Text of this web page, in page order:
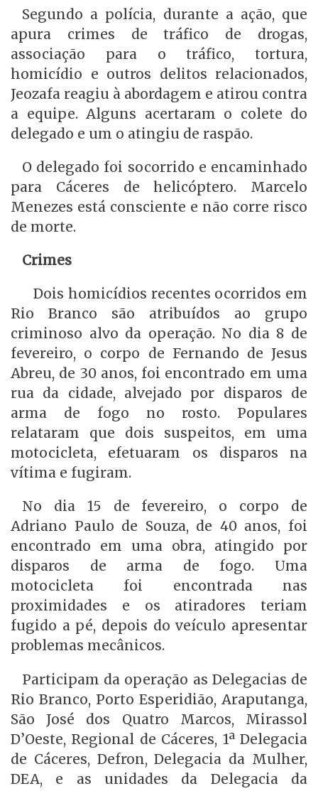
Segundo a polícia, durante a ação, que
apura crimes de tráfico de drogas,
associação para o tráfico, tortura,
homicídio e outros delitos relacionados,
Jeozafa reagiu à abordagem e atirou contra
a equipe. Alguns acertaram o colete do
delegado e um o atingiu de raspão.
O delegado foi socorrido e encaminhado
para Cáceres de helicóptero. Marcelo
Menezes está consciente e não corre risco
de morte.
Crimes
Dois homicídios recentes ocorridos em
Rio Branco são atribuídos ao grupo
criminoso alvo da operação. No dia 8 de
fevereiro, o corpo de Fernando de Jesus
Abreu, de 30 anos, foi encontrado em uma
rua da cidade, alvejado por disparos de
arma de fogo no rosto. Populares
relataram que dois suspeitos, em uma
motocicleta, efetuaram os disparos na
vítima e fugiram.
No dia 15 de fevereiro, o corpo de
Adriano Paulo de Souza, de 40 anos, foi
encontrado em uma obra, atingido por
disparos de arma de fogo. Uma
motocicleta foi encontrada nas
proximidades e os atiradores teriam
fugido a pé, depois do veículo apresentar
problemas mecânicos.
Participam da operação as Delegacias de
Rio Branco, Porto Esperidião, Araputanga,
São José dos Quatro Marcos, Mirassol
D’Oeste, Regional de Cáceres, 1ª Delegacia
de Cáceres, Defron, Delegacia da Mulher,
DEA, e as unidades da Delegacia da